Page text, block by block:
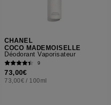
CHANEL
COCO MADEMOISELLE
Déodorant Vaporisateur
9
73,00€
73,00€ / 100ml